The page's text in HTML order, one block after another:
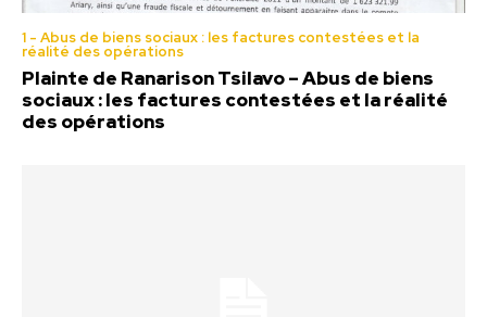
1 - Abus de biens sociaux : les factures contestées et la
réalité des opérations
Plainte de Ranarison Tsilavo – Abus de biens
sociaux : les factures contestées et la réalité
des opérations